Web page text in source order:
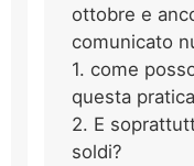
ottobre e
comunicato
1. come
questa
2. E
soldi?